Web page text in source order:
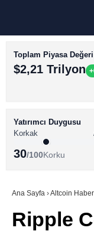
BİTCOİN HABERLERİ
ALTCOİN HABERLERİ
SÖZLÜK
Toplam Piyasa Değeri
$2,21 Trilyon
Yatırımcı Duygusu
Korkak
30/100Korku
Ana Sayfa ›Altcoin
Ripple